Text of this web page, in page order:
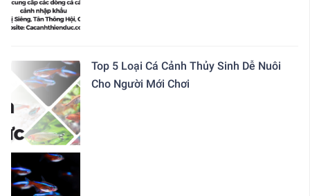
Top 5 Loại Cá Cảnh Thủy Sinh Dễ Nuôi
Cho Người Mới Chơi